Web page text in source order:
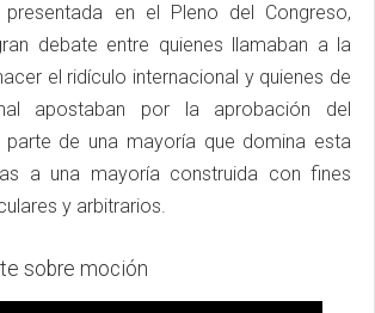
en el Pleno del Congreso,
debate entre quienes llamaban a la
el ridículo internacional y quienes de
apostaban por la aprobación del
de una mayoría que domina esta
a una mayoría construida con fines
y arbitrarios.
sobre moción